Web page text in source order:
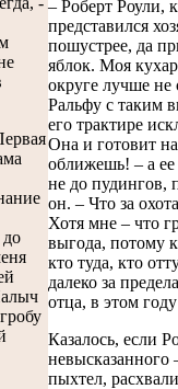
– Роберт Роули,
представился
пошустрее, да
яблок. Моя
округе лучше не
Ральфу с таким
его трактире
Она и готовит
оближешь! – а
не до пудингов,
он. – Что за
Хотя мне – что
выгода, потому
кто туда, кто
далеко за
отца, в этом
Казалось, если
пыхтел,